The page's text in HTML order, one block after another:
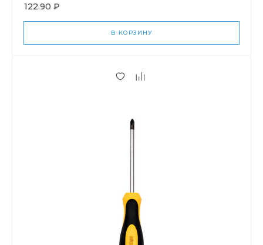
122.90 ₽
В КОРЗИНУ